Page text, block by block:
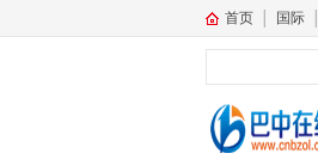
首页 国际